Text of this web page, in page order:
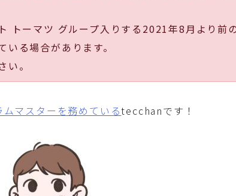
トーマツ グループ入りする2021年8月より前
いる場合があります。
い。
ムマスターを務めているtecchanです！